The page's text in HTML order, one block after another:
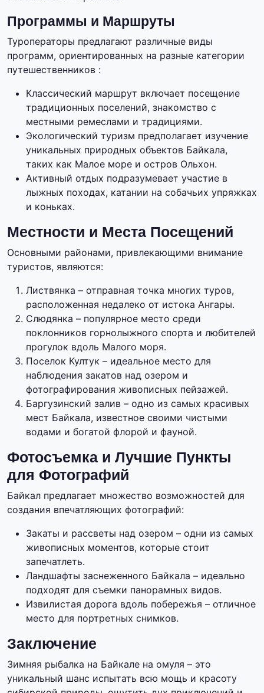
Программы и Маршруты
Туроператоры предлагают различные виды
программ, ориентированных на разные категории
путешественников :
Классический маршрут включает посещение
традиционных поселений, знакомство с
местными ремеслами и традициями.
Экологический туризм предполагает изучение
уникальных природных объектов Байкала,
таких как Малое море и остров Ольхон.
Активный отдых подразумевает участие в
лыжных походах, катании на собачьих упряжках
и коньках.
Местности и Места Посещений
Основными районами, привлекающими внимание
туристов, являются:
Листвянка – отправная точка многих туров,
расположенная недалеко от истока Ангары.
Слюдянка – популярное место среди
поклонников горнолыжного спорта и любителей
прогулок вдоль Малого моря.
Поселок Култук – идеальное место для
наблюдения закатов над озером и
фотографирования живописных пейзажей.
Баргузинский залив – одно из самых красивых
мест Байкала, известное своими чистыми
водами и богатой флорой и фауной.
Фотосъемка и Лучшие Пункты
для Фотографий
Байкал предлагает множество возможностей для
создания впечатляющих фотографий:
Закаты и рассветы над озером – одни из самых
живописных моментов, которые стоит
запечатлеть.
Ландшафты заснеженного Байкала – идеально
подходят для съемки панорамных видов.
Извилистая дорога вдоль побережья – отличное
место для портретных снимков.
Заключение
Зимняя рыбалка на Байкале на омуля – это
уникальный шанс испытать всю мощь и красоту